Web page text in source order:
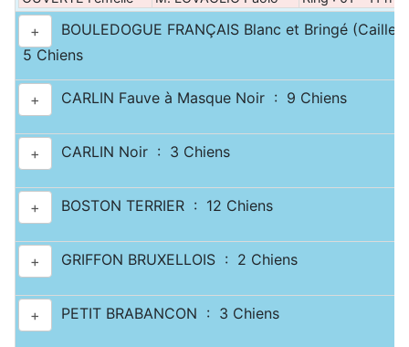
+
BOULEDOGUE FRANÇAIS Blanc et Bringé
5 Chiens
+ CARLIN Fauve à Masque Noir : 9 Chiens
+ CARLIN Noir : 3 Chiens
+ BOSTON TERRIER : 12 Chiens
+ GRIFFON BRUXELLOIS : 2 Chiens
+ PETIT BRABANCON : 3 Chiens